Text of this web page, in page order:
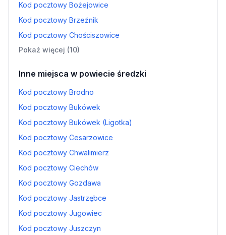
Kod pocztowy Bożejowice
Kod pocztowy Brzeźnik
Kod pocztowy Chościszowice
Pokaż więcej (10)
Inne miejsca w powiecie średzki
Kod pocztowy Brodno
Kod pocztowy Bukówek
Kod pocztowy Bukówek (Ligotka)
Kod pocztowy Cesarzowice
Kod pocztowy Chwalimierz
Kod pocztowy Ciechów
Kod pocztowy Gozdawa
Kod pocztowy Jastrzębce
Kod pocztowy Jugowiec
Kod pocztowy Juszczyn